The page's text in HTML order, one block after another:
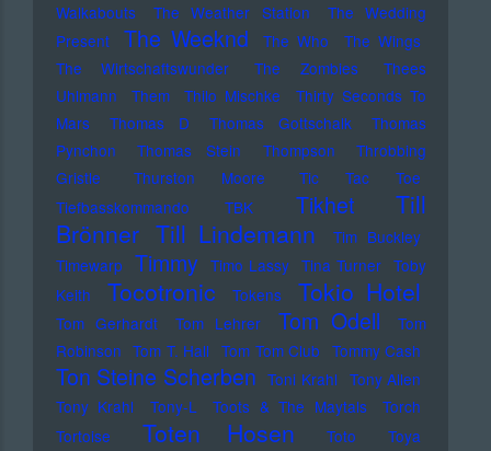
Walkabouts
The Weather Station
The Wedding
Present
The Weeknd The Who
The Wings
The Wirtschaftswunder
The Zombies
Thees
Uhlmann
Them Thilo Mischke
Thirty Seconds To
Mars
Thomas D Thomas Gottschalk
Thomas
Pynchon
Thomas Stein Thompson
Throbbing
Gristle
Thurston Moore
Tic Tac Toe
Tiefbasskommando TBK
Tikhet
Till
Brönner Till Lindemann
Tim Buckley
Timewarp Timmy Timo Lassy Tina Turner Toby
Keith
Tocotronic Tokens Tokio Hotel
Tom Gerhardt Tom Lehrer Tom Odell
Tom
Robinson Tom T. Hall Tom Tom Club Tommy Cash
Ton Steine Scherben Toni Krahl Tony Allen
Tony Krahl
Tony-L Toots & The Maytals
Torch
Tortoise
Toten Hosen Toto
Toya